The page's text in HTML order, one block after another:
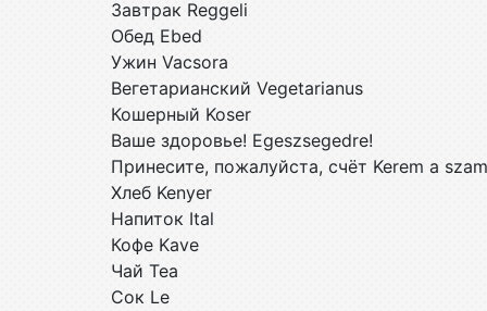
Завтрак Reggeli
Обед Ebed
Ужин Vacsora
Вегетарианский Vegetarianus
Кошерный Koser
Ваше здоровье! Egeszsegedre!
Принесите, пожалуйста, счёт Kerem a
Хлеб Kenyer
Напиток Ital
Кофе Kave
Чай Tea
Сок Le